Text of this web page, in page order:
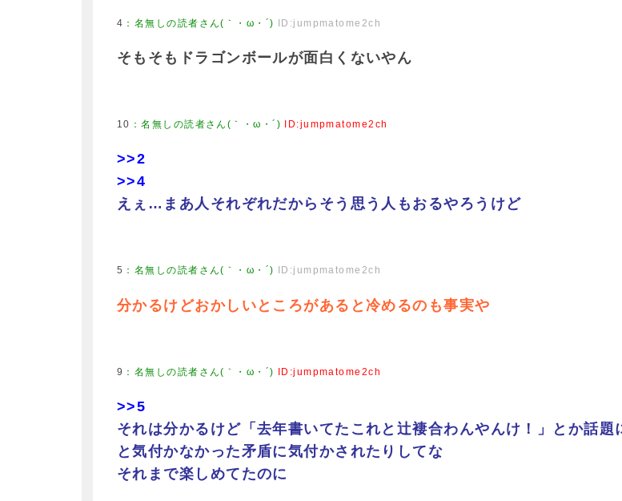
4 ： 名無しの読者さん(｀・ω・´) ID:jumpmatome2ch
そもそもドラゴンボールが面白くないやん
10 ：名無しの読者さん(｀・ω・´) ID:jumpmatome2ch
>>2
>>4
えぇ…まあ人それぞれだからそう思う人もおるやろうけど
5 ： 名無しの読者さん(｀・ω・´) ID:jumpmatome2ch
分かるけどおかしいところがあると冷めるのも事実や
9 ： 名無しの読者さん(｀・ω・´) ID:jumpmatome2ch
>>5
それは分かるけど「去年書いてたこれと辻褄合わんやんけ！」とか話題
と気付かなかった矛盾に気付かされたりしてな
それまで楽しめてたのに